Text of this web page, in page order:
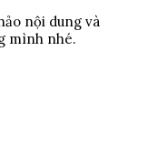
nội dung và
mình nhé.